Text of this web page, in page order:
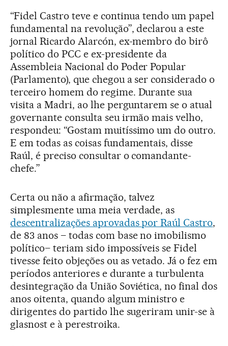
“Fidel Castro teve e continua tendo um papel
fundamental na revolução”, declarou a este
jornal Ricardo Alarcón, ex-membro do birô
político do PCC e ex-presidente da
Assembleia Nacional do Poder Popular
(Parlamento), que chegou a ser considerado o
terceiro homem do regime. Durante sua
visita a Madri, ao lhe perguntarem se o atual
governante consulta seu irmão mais velho,
respondeu: “Gostam muitíssimo um do outro.
E em todas as coisas fundamentais, disse
Raúl, é preciso consultar o comandante-
chefe.”
Certa ou não a afirmação, talvez
simplesmente uma meia verdade, as
descentralizações aprovadas por Raúl Castro,
de 83 anos – todas com base no imobilismo
político– teriam sido impossíveis se Fidel
tivesse feito objeções ou as vetado. Já o fez em
períodos anteriores e durante a turbulenta
desintegração da União Soviética, no final dos
anos oitenta, quando algum ministro e
dirigentes do partido lhe sugeriram unir-se à
glasnost e à perestroika.